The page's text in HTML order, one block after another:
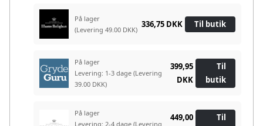
På lager
(Levering 49.00 DKK)
336,75 DKK Til butik
På lager
Levering: 1-3 dage (Levering
39.00 DKK)
399,95
DKK
Til
butik
På lager
Levering: 2-4 dage (Levering
449,00
Til